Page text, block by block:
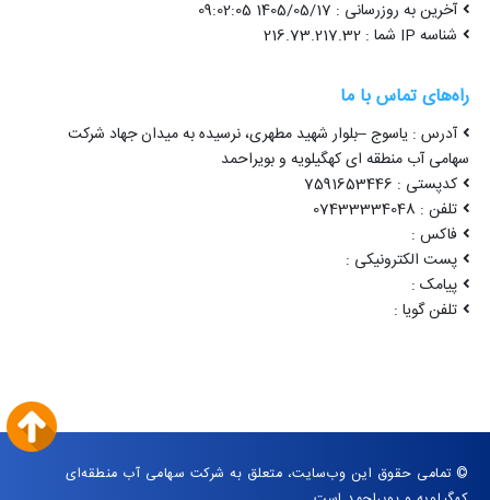
آخرین به روزرسانی : 1405/05/17 09:02:05
شناسه IP شما : 216.73.217.32
راه‌های تماس با ما
آدرس : یاسوج –بلوار شهید مطهری، نرسیده به میدان جهاد شرکت
سهامی آب منطقه ای کهگیلویه و بویراحمد
کدپستی : 7591653446
تلفن : 07433334048
فاکس :
پست الکترونیکی :
پیامک :
تلفن گویا :
© تمامی حقوق این وب‌سایت، متعلق به شرکت سهامی آب منطقه‌ای